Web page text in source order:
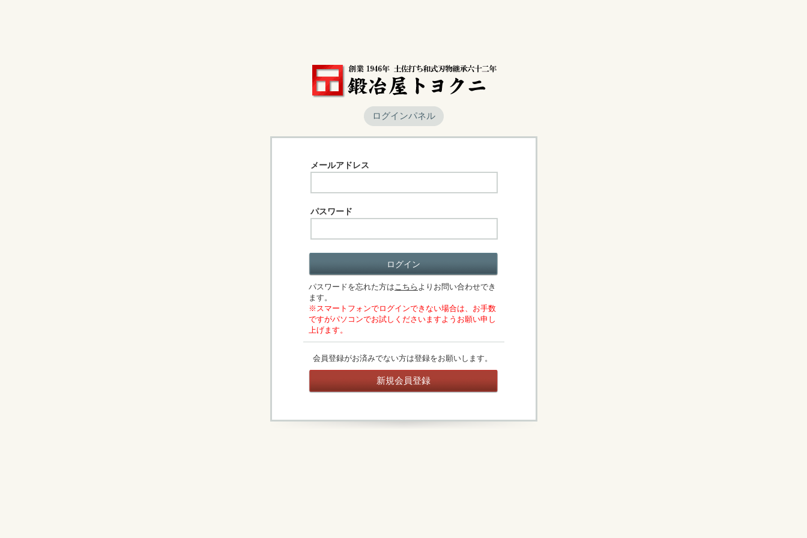
ログインパネル
メールアドレス
パスワード
ログイン
パスワードを忘れた方はこちら よりお問い合わせでき
ます。
※スマートフォンでログインできない場合は、お手数
ですがパソコンでお試しくださいますようお願い申し
上げます。
会員登録がお済みでない方は登録をお願いします。
新規会員登録